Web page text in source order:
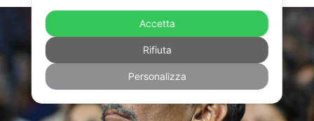
Accetta
Rifiuta
Personalizza